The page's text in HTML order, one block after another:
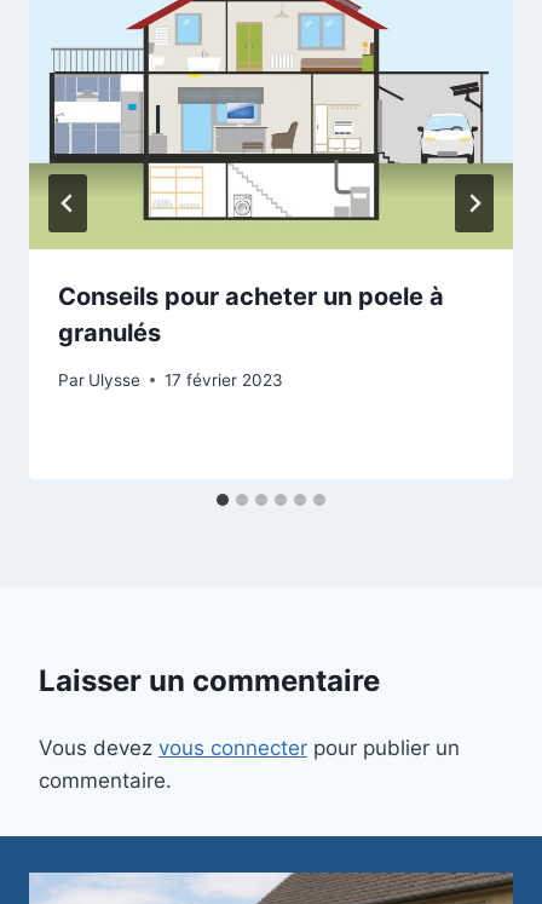
prétraitement avant de subir des processus tels que
la galvanoplastie ou la pulvérisation.
Conseils pour acheter un poele à
granulés
Par Ulysse 17 février 2023
Laisser un commentaire
Vous devez vous connecter pour publier un
commentaire.